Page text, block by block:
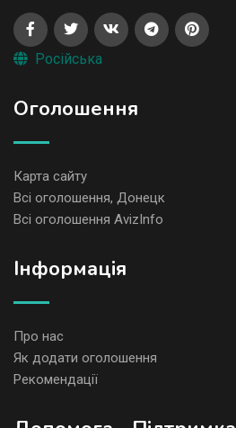
Російська
Оголошення
Карта сайту
Всі оголошення, Донецк
Всі оголошення AvizInfo
Iнформація
Про нас
Як додати оголошення
Рекомендації